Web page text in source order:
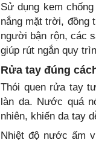
Sử dụng kem
nắng mặt trời, đồng
người bận rộn, các
giúp rút ngắn quy
Rửa tay đúng
Thói quen rửa tay
làn da. Nước quá
nhiên, khiến da tay
Nhiệt độ nước ấm